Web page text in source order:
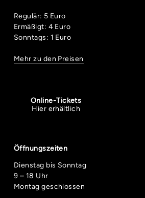
Regulär: 5 Euro
Ermäßigt: 4 Euro
Sonntags: 1 Euro
Mehr zu den Preisen
Online-Tickets
Hier erhältlich
Öffnungszeiten
Dienstag bis Sonntag
9 – 18 Uhr
Montag geschlossen